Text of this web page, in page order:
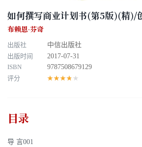
如何撰写商业计划书(第5版)(精)/
布赖恩·芬奇
出版社
中信出版社
出版时间
2017-07-31
ISBN
9787508679129
评分
★★★★★
目录
导 言001